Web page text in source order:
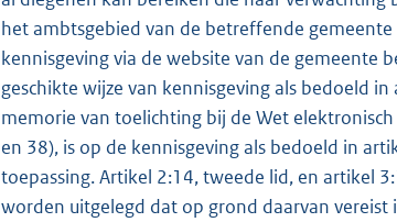
het ambtsgebied van de betreffende
kennisgeving via de website van de gemeente
geschikte wijze van kennisgeving als bedoeld
memorie van toelichting bij de Wet
en 38), is op de kennisgeving als bedoeld in
toepassing. Artikel 2:14, tweede lid, en artikel
worden uitgelegd dat op grond daarvan